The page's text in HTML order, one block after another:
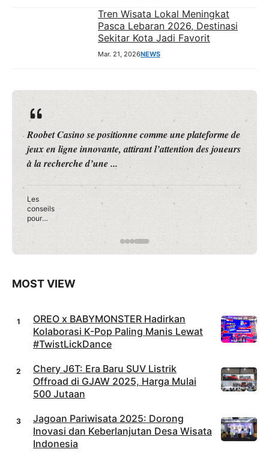
Tren Wisata Lokal Meningkat
Pasca Lebaran 2026, Destinasi
Sekitar Kota Jadi Favorit
Mar. 21, 2026NEWS
Roobet Casino se positionne comme une plateforme de
jeux en ligne innovante, attirant l’attention des joueurs
à la recherche d’une ...
Les
conseils
pour
débuter
e sur
MOST VIEW
OREO x BABYMONSTER Hadirkan
Kolaborasi K-Pop Paling Manis Lewat
#TwistLickDance
Chery J6T: Era Baru SUV Listrik
Offroad di GJAW 2025, Harga Mulai
500 Jutaan
Jagoan Pariwisata 2025: Dorong
Inovasi dan Keberlanjutan Desa Wisata
Indonesia